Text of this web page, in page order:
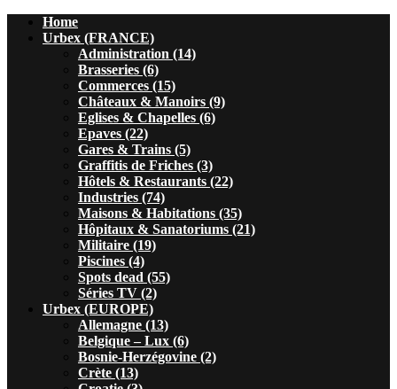
Home
Urbex (FRANCE)
Administration (14)
Brasseries (6)
Commerces (15)
Châteaux & Manoirs (9)
Eglises & Chapelles (6)
Epaves (22)
Gares & Trains (5)
Graffitis de Friches (3)
Hôtels & Restaurants (22)
Industries (74)
Maisons & Habitations (35)
Hôpitaux & Sanatoriums (21)
Militaire (19)
Piscines (4)
Spots dead (55)
Séries TV (2)
Urbex (EUROPE)
Allemagne (13)
Belgique – Lux (6)
Bosnie-Herzégovine (2)
Crète (13)